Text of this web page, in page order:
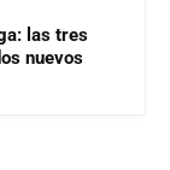
las tres
nuevos